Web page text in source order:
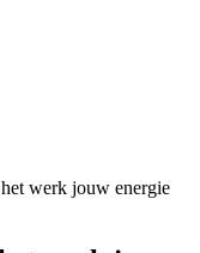
werk jouw energie